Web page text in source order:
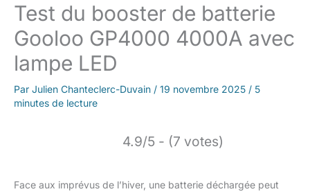
Test du booster de batterie
Gooloo GP4000 4000A avec
lampe LED
Par Julien Chanteclerc-Duvain / 19 novembre 2025 / 5
minutes de lecture
4.9/5 - (7 votes)
Face aux imprévus de l’hiver, une batterie déchargée peut